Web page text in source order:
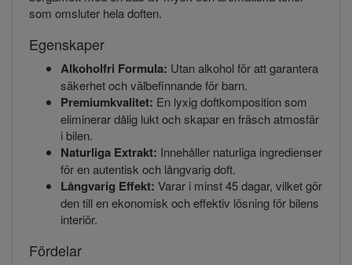
som omsluter hela doften.
Egenskaper
Alkoholfri Formula: Utan alkohol för att garantera
säkerhet och välbefinnande för barn.
Premiumkvalitet: En lyxig doftkomposition som
eliminerar dålig lukt och skapar en fräsch atmosfär
i bilen.
Naturliga Extrakt: Innehåller naturliga ingredienser
för en autentisk och långvarig doft.
Långvarig Effekt: Varar i minst 45 dagar, vilket gör
den till en ekonomisk och effektiv lösning för bilens
interiör.
Fördelar